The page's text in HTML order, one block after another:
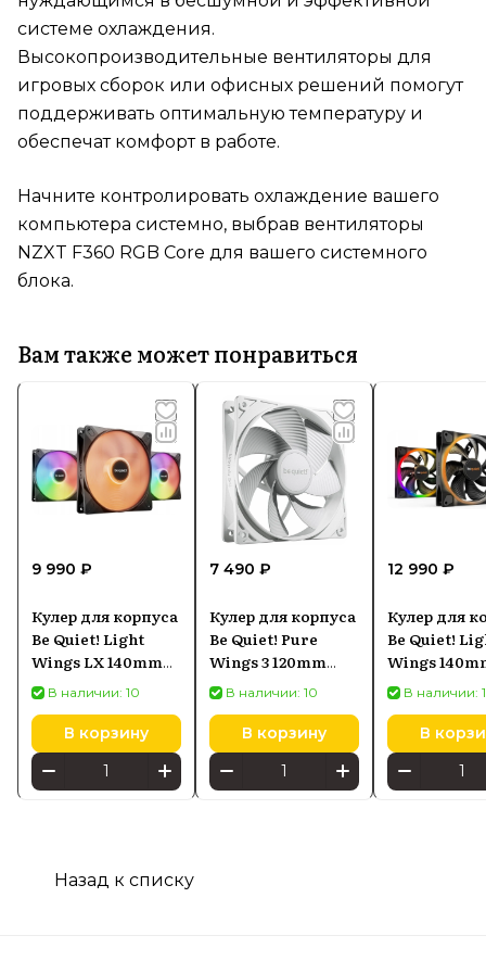
системе охлаждения.
Высокопроизводительные вентиляторы для
игровых сборок или офисных решений помогут
поддерживать оптимальную температуру и
обеспечат комфорт в работе.
Начните контролировать охлаждение вашего
компьютера системно, выбрав вентиляторы
NZXT F360 RGB Core для вашего системного
блока.
Вам также может понравиться
9 990 ₽
Кулер для корпуса
Be Quiet! Light
Wings LX 140mm
PWMВ наличии: 10
В корзину
7 490 ₽
Кулер для корпуса
Be Quiet! Pure
Wings 3 120mm
PWM Reverse
В наличии: 10
В корзину
12 990 ₽
Кулер для
Be Quiet!
Wings
ARGBВ наличии:
В
Назад к списку